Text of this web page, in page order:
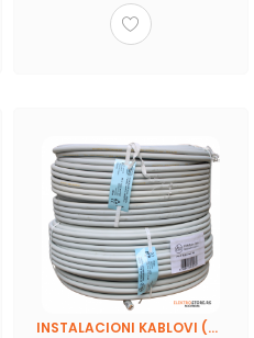
INSTALACIONI KABLOVI (PPY, N2XH, SKS 4X16)